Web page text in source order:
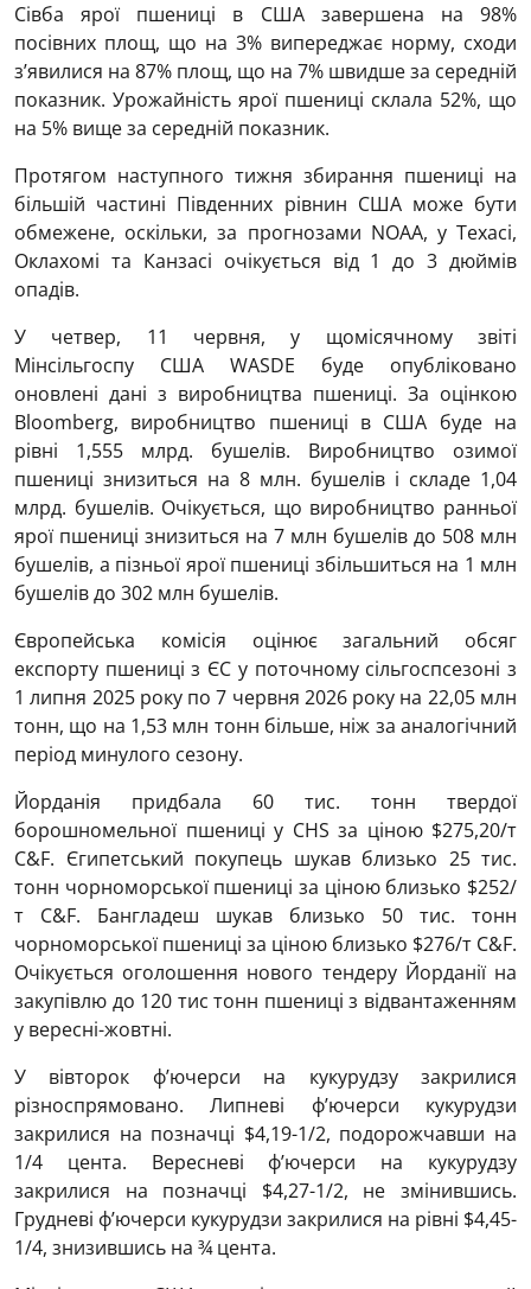
Сівба ярої пшениці в США завершена на 98%
посівних площ, що на 3% випереджає норму, сходи
з’явилися на 87% площ, що на 7% швидше за середній
показник. Урожайність ярої пшениці склала 52%, що
на 5% вище за середній показник.
Протягом наступного тижня збирання пшениці на
більшій частині Південних рівнин США може бути
обмежене, оскільки, за прогнозами NOAA, у Техасі,
Оклахомі та Канзасі очікується від 1 до 3 дюймів
опадів.
У четвер, 11 червня, у щомісячному звіті
Мінсільгоспу США WASDE буде опубліковано
оновлені дані з виробництва пшениці. За оцінкою
Bloomberg, виробництво пшениці в США буде на
рівні 1,555 млрд. бушелів. Виробництво озимої
пшениці знизиться на 8 млн. бушелів і складе 1,04
млрд. бушелів. Очікується, що виробництво ранньої
ярої пшениці знизиться на 7 млн бушелів до 508 млн
бушелів, а пізньої ярої пшениці збільшиться на 1 млн
бушелів до 302 млн бушелів.
Європейська комісія оцінює загальний обсяг
експорту пшениці з ЄС у поточному сільгоспсезоні з
1 липня 2025 року по 7 червня 2026 року на 22,05 млн
тонн, що на 1,53 млн тонн більше, ніж за аналогічний
період минулого сезону.
Йорданія придбала 60 тис. тонн твердої
борошномельної пшениці у CHS за ціною $275,20/т
C&F. Єгипетський покупець шукав близько 25 тис.
тонн чорноморської пшениці за ціною близько $252/
т C&F. Бангладеш шукав близько 50 тис. тонн
чорноморської пшениці за ціною близько $276/т C&F.
Очікується оголошення нового тендеру Йорданії на
закупівлю до 120 тис тонн пшениці з відвантаженням
у вересні-жовтні.
У вівторок ф’ючерси на кукурудзу закрилися
різноспрямовано. Липневі ф’ючерси кукурудзи
закрилися на позначці $4,19-1/2, подорожчавши на
1/4 цента. Вересневі ф’ючерси на кукурудзу
закрилися на позначці $4,27-1/2, не змінившись.
Грудневі ф’ючерси кукурудзи закрилися на рівні $4,45-
1/4, знизившись на ¾ цента.